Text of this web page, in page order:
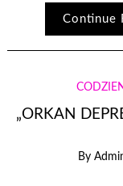
Continue
„ORKAN
By